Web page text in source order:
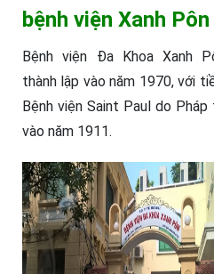
bệnh viện Xanh Pôn
Bệnh viện Đa Khoa Xanh
thành lập vào năm 1970, với
Bệnh viện Saint Paul do Pháp
vào năm 1911.